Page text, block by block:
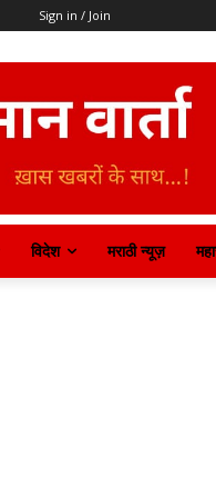
Sign in / Join
विदेश मराठी न्यूज़